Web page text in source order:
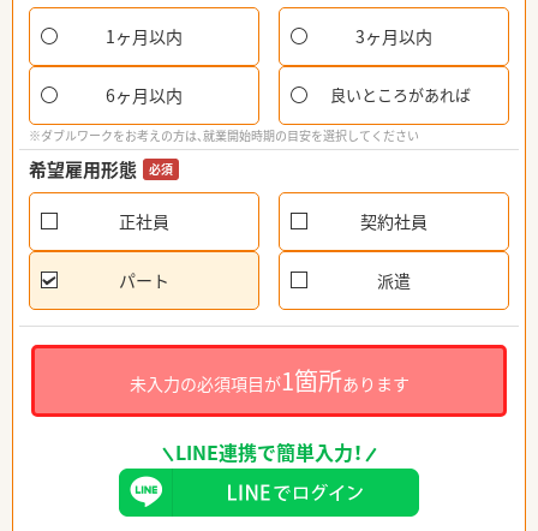
1ヶ月以内 3ヶ月以内
6ヶ月以内 良いところがあれば
※ダブルワークをお考えの方は、就業開始時期の目安を選択してください
希望雇用形態 必須
正社員 契約社員
パート 派遣
未入力の必須項目が1箇所あります
LINE連携で簡単入力！